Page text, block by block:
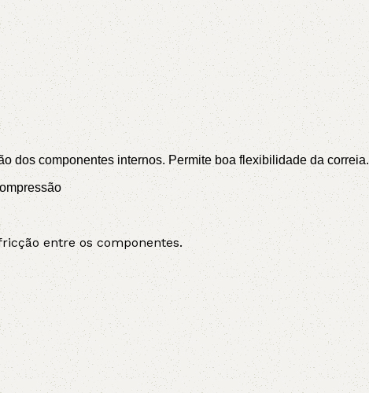
dos componentes internos. Permite boa flexibilidade da correia.
entre os componentes.